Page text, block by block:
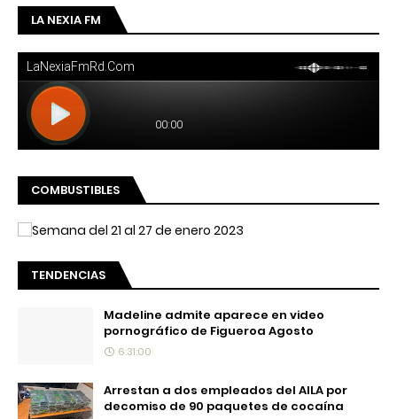
LA NEXIA FM
COMBUSTIBLES
TENDENCIAS
Madeline admite aparece en video
pornográfico de Figueroa Agosto
6:31:00
Arrestan a dos empleados del AILA por
decomiso de 90 paquetes de cocaína